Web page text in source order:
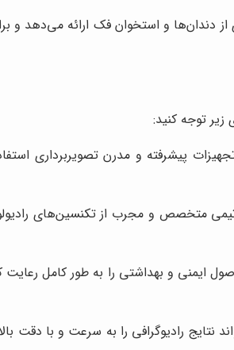
از دندان‌ها و استخوان فک ارائه می‌دهد
زیر توجه کنید:
پیشرفته و مدرن تصویربرداری
متخصص و مجرب از تکنسین‌های
ایمنی و بهداشتی را به طور کامل
نتایج رادیوگرافی را به سرعت و با دقت